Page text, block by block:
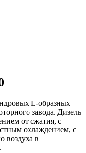
L-образных
завода. Дизель
от сжатия, с
охлаждением, с
воздуха в